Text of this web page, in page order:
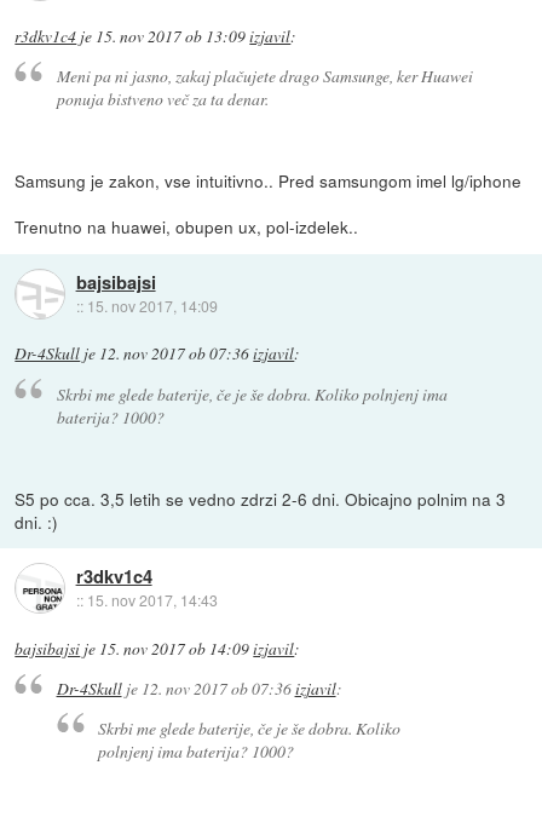
r3dkv1c4 je 15. nov 2017 ob 13:09izjavil:
Meni pa ni jasno, zakaj plačujete drago Samsunge, ker Huawei
ponuja bistveno več za ta denar.
Samsung je zakon, vse intuitivno.. Pred samsungom imel lg/iphone
Trenutno na huawei, obupen ux, pol-izdelek..
bajsibajsi
:: 15. nov 2017, 14:09
Dr-4Skull je 12. nov 2017 ob 07:36izjavil:
Skrbi me glede baterije, če je še dobra. Koliko polnjenj ima
baterija? 1000?
S5 po cca. 3,5 letih se vedno zdrzi 2-6 dni. Obicajno polnim na 3
dni. :)
r3dkv1c4
:: 15. nov 2017, 14:43
bajsibajsi je 15. nov 2017 ob 14:09izjavil:
Dr-4Skullje 12. nov 2017 ob 07:36izjavil:
Skrbi me glede baterije, če je še dobra. Koliko
polnjenj ima baterija? 1000?